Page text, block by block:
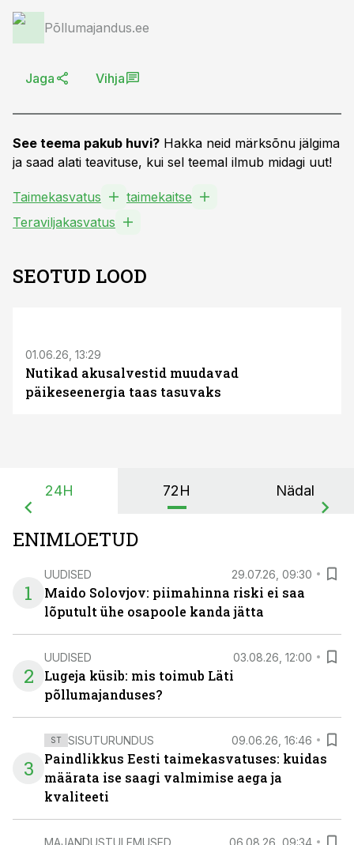
Põllumajandus.ee
Jaga Vihja
See teema pakub huvi? Hakka neid märksõnu jälgima
ja saad alati teavituse, kui sel teemal ilmub midagi uut!
Taimekasvatus
taimekaitse
Teraviljakasvatus
SEOTUD LOOD
01.06.26, 13:29
Nutikad akusalvestid muudavad
päikeseenergia taas tasuvaks
24H 72H Nädal
ENIMLOETUD
1
UUDISED 29.07.26, 09:30
Maido Solovjov: piimahinna riski ei saa
lõputult ühe osapoole kanda jätta
2
UUDISED 03.08.26, 12:00
Lugeja küsib: mis toimub Läti
põllumajanduses?
3
ST SISUTURUNDUS 09.06.26, 16:46
Paindlikkus Eesti taimekasvatuses: kuidas
määrata ise saagi valmimise aega ja
kvaliteeti
MAJANDUSTULEMUSED 06.08.26, 09:34